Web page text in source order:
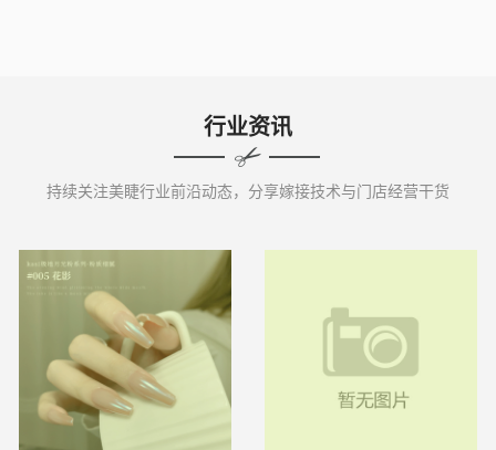
行业资讯
持续关注美睫行业前沿动态，分享嫁接技术与门店经营干货